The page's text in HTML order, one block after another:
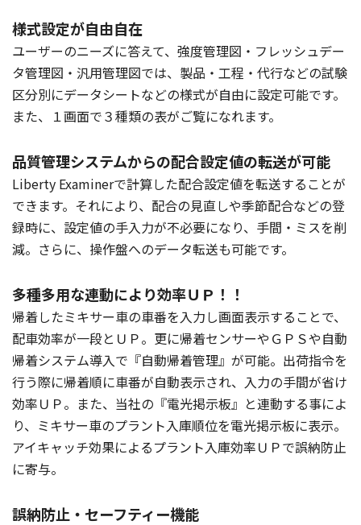
様式設定が自由自在
ユーザーのニーズに答えて、強度管理図・フレッシュデー
タ管理図・汎用管理図では、製品・工程・代行などの試験
区分別にデータシートなどの様式が自由に設定可能です。
また、１画面で３種類の表がご覧になれます。
品質管理システムからの配合設定値の転送が可能
Liberty Examinerで計算した配合設定値を転送することが
できます。それにより、配合の見直しや季節配合などの登
録時に、設定値の手入力が不必要になり、手間・ミスを削
減。さらに、操作盤へのデータ転送も可能です。
多種多用な連動により効率ＵＰ！！
帰着したミキサー車の車番を入力し画面表示することで、
配車効率が一段とＵＰ。更に帰着センサーやＧＰＳや自動
帰着システム導入で『自動帰着管理』が可能。出荷指令を
行う際に帰着順に車番が自動表示され、入力の手間が省け
効率ＵＰ。また、当社の『電光掲示板』と連動する事によ
り、ミキサー車のプラント入庫順位を電光掲示板に表示。
アイキャッチ効果によるプラント入庫効率ＵＰで誤納防止
に寄与。
誤納防止・セーフティー機能